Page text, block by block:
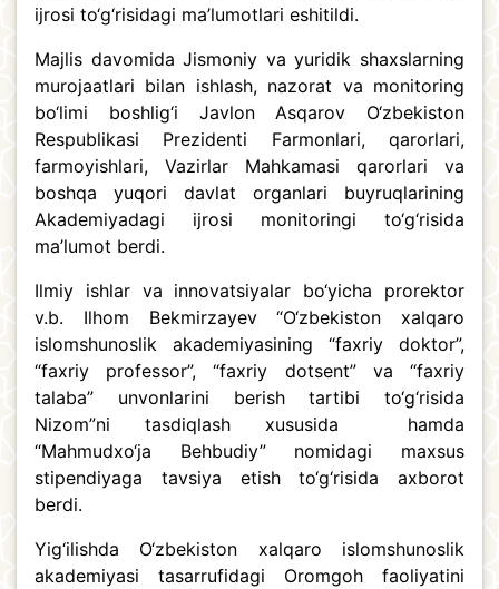
ijrosi to‘g‘risidagi ma’lumotlari eshitildi.
Majlis davomida Jismoniy va yuridik shaxslarning
murojaatlari bilan ishlash, nazorat va monitoring
bo‘limi boshlig‘i Javlon Asqarov O‘zbekiston
Respublikasi Prezidenti Farmonlari, qarorlari,
farmoyishlari, Vazirlar Mahkamasi qarorlari va
boshqa yuqori davlat organlari buyruqlarining
Akademiyadagi ijrosi monitoringi to‘g‘risida
ma’lumot berdi.
Ilmiy ishlar va innovatsiyalar bo‘yicha prorektor
v.b. Ilhom Bekmirzayev “O‘zbekiston xalqaro
islomshunoslik akademiyasining “faxriy doktor”,
“faxriy professor”, “faxriy dotsent” va “faxriy
talaba” unvonlarini berish tartibi to‘g‘risida
Nizom”ni tasdiqlash xususida hamda
“Mahmudxo‘ja Behbudiy” nomidagi maxsus
stipendiyaga tavsiya etish to‘g‘risida axborot
berdi.
Yig‘ilishda O‘zbekiston xalqaro islomshunoslik
akademiyasi tasarrufidagi Oromgoh faoliyatini